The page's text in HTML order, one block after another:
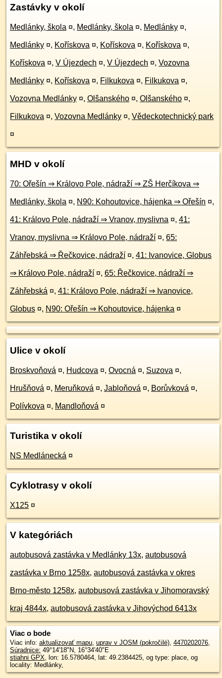
Zastávky v okolí
Medlánky, škola ¤, Medlánky, škola ¤, Medlánky ¤,
Medlánky ¤, Kořískova ¤, Kořískova ¤, Kořískova ¤,
Kořískova ¤, V Újezdech ¤, V Újezdech ¤, Vozovna
Medlánky ¤, Kořískova ¤, Filkukova ¤, Filkukova ¤,
Vozovna Medlánky ¤, Olšanského ¤, Olšanského ¤,
Filkukova ¤, Vozovna Medlánky ¤, Vědeckotechnický park
¤
MHD v okolí
70: Ořešín ⇒ Královo Pole, nádraží ⇒ ZŠ Herčíkova ⇒
Medlánky, škola ¤, N90: Kohoutovice, hájenka ⇒ Ořešín ¤,
41: Královo Pole, nádraží ⇒ Vranov, myslivna ¤, 41:
Vranov, myslivna ⇒ Královo Pole, nádraží ¤, 65:
Záhřebská ⇒ Řečkovice, nádraží ¤, 41: Ivanovice, Globus
⇒ Královo Pole, nádraží ¤, 65: Řečkovice, nádraží ⇒
Záhřebská ¤, 41: Královo Pole, nádraží ⇒ Ivanovice,
Globus ¤, N90: Ořešín ⇒ Kohoutovice, hájenka ¤
Ulice v okolí
Broskvoňová ¤, Hudcova ¤, Ovocná ¤, Suzova ¤,
Hrušňová ¤, Meruňková ¤, Jabloňová ¤, Borůvková ¤,
Polívkova ¤, Mandloňová ¤
Turistika v okolí
NS Medlánecká ¤
Cyklotrasy v okolí
X125 ¤
V kategóriách
autobusová zastávka v Medlánky 13x, autobusová
zastávka v Brno 1258x, autobusová zastávka v okres
Brno-město 1258x, autobusová zastávka v Jihomoravský
kraj 4844x, autobusová zastávka v Jihovýchod 6413x
Viac o bode
Viac info: aktualizovať mapu, uprav v JOSM (pokročilé), 4470202076,
Súradnice: 49°14'18"N, 16°34'40"E
stiahni GPX, lon: 16.5780464, lat: 49.2384425, og type: place, og
locality: Medlánky,